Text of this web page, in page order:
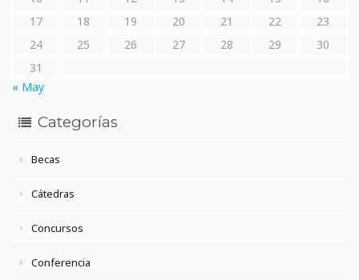
17
18 19 20 21 22
23
24
25 26 27 28 29
30
31
« May
Categorías
Becas
Cátedras
Concursos
Conferencia